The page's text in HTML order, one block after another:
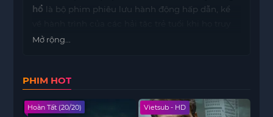
hồ là bộ phim phiêu lưu hành động hấp dẫn, kể
tìm kho báu bí ẩn trên đảo máy đồng hồ. Trên
khám phá những bí mật ẩn giấu trong hòn đảo kỳ
và hài hước, mang đến những tình tiết gay cấn,
Mở rộng...
PHIM HOT
Hoàn Tất (20/20) Vietsub - HD